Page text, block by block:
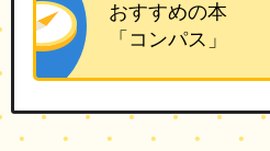
おすすめの本
「コンパス」